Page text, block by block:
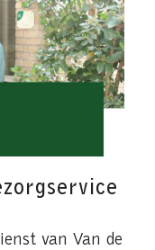
van Van de